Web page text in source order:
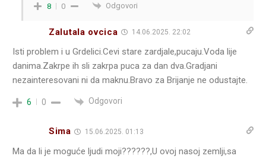
8 0 Odgovori
Zalutala ovcica 14.06.2025. 22:02
Isti problem i u Grdelici.Cevi stare zardjale,pucaju.Voda lije
danima.Zakrpe ih sli zakrpa puca za dan dva.Gradjani
nezainteresovani ni da maknu.Bravo za Brijanje ne odustajte.
6 0 Odgovori
Sima 15.06.2025. 01:13
Ma da li je moguće ljudi moji??????,U ovoj nasoj zemlji,sa